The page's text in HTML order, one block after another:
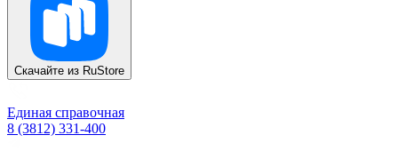
Скачайте из RuStore
Единая справочная
8 (3812) 331-400